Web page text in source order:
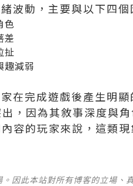
波動，主要與以下四個
色
差
扯
趣減弱
在完成遊戲後產生明
，因為其敘事深度與
容的玩家來說，這類現
因此本站對所有博客的立場、